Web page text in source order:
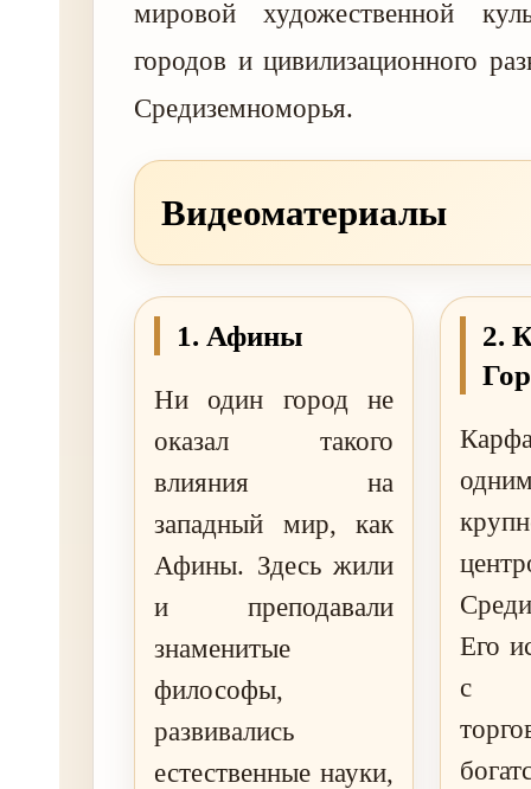
мировой художественной
городов и цивилизационного
Средиземноморья.
Видеоматериалы
1. Афины
Ни один город не
оказал такого
влияния на
западный мир, как
Афины. Здесь жили
и преподавали
знаменитые
философы,
развивались
естественные науки,
2.
Его
с